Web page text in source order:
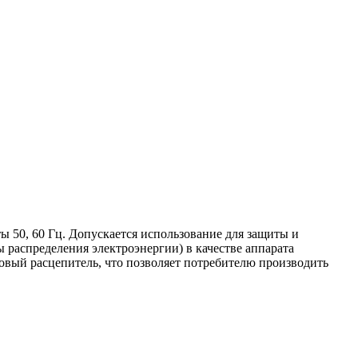
50, 60 Гц. Допускается использование для защиты и
электроэнергии) в качестве аппарата
расцепитель, что позволяет потребителю производить